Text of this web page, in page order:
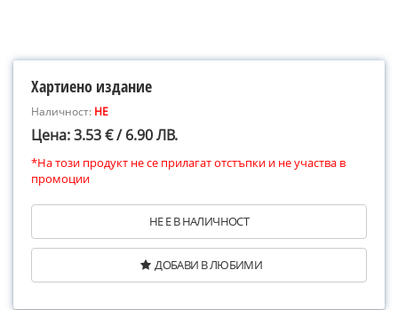
Хартиено издание
Наличност: НЕ
Цена: 3.53 € / 6.90 ЛВ.
*На този продукт не се прилагат отстъпки и не участва в
промоции
НЕ Е В НАЛИЧНОСТ
ДОБАВИ В ЛЮБИМИ